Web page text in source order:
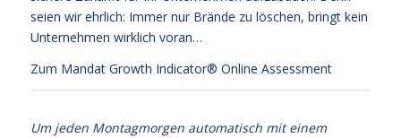
seien wir ehrlich: Immer nur Brände zu löschen, bringt kein
Unternehmen wirklich voran…
Zum Mandat Growth Indicator® Online Assessment
Um jeden Montagmorgen automatisch mit einem